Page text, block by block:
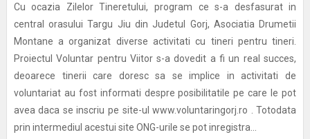
Cu ocazia Zilelor Tineretului, program ce s-a desfasurat in
central orasului Targu Jiu din Judetul Gorj, Asociatia Drumetii
Montane a organizat diverse activitati cu tineri pentru tineri.
Proiectul Voluntar pentru Viitor s-a dovedit a fi un real succes,
deoarece tinerii care doresc sa se implice in activitati de
voluntariat au fost informati despre posibilitatile pe care le pot
avea daca se inscriu pe site-ul www.voluntaringorj.ro . Totodata
prin intermediul acestui site ONG-urile se pot inregistra...